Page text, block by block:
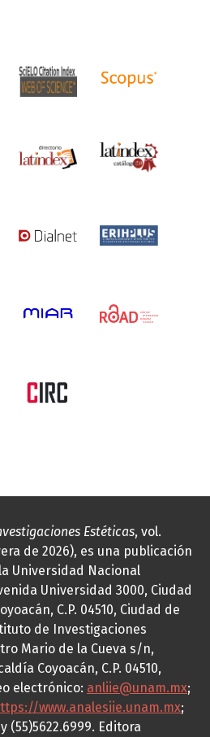
Estéticas, vol.
de 2026), es una publicación
Universidad Nacional
Universidad 3000, Ciudad
C.P. 04510, Ciudad de
de Investigaciones
Mario de la Cueva s/n,
Coyoacán, C.P. 04510,
electrónico: anliie@unam.mx;
www.analesiie.unam.mx;
(55)5622.6999. Editora